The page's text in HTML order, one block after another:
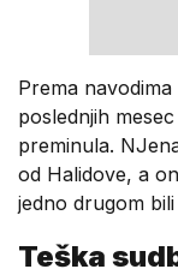
Prema
poslednjih
preminula.
od Halidove, a
jedno drugom
Teška